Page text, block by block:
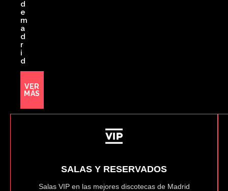
d
e
m
a
d
r
i
d
VER
MÁS
SALAS Y RESERVADOS
Salas VIP en las mejores discotecas de Madrid